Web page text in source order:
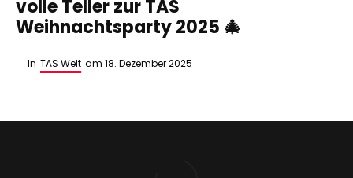
volle Teller zur TAS
Weihnachtsparty 2025 🎄
In TAS Welt am 18. Dezember 2025